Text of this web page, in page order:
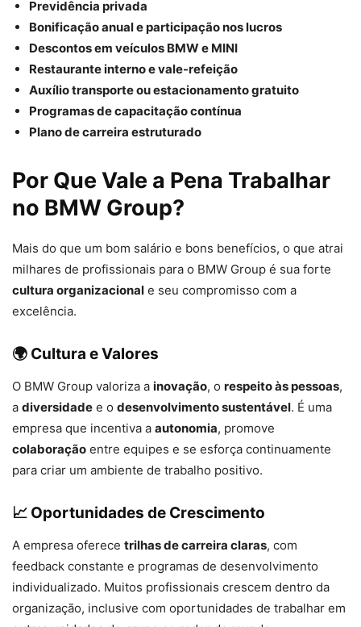
Previdência privada
Bonificação anual e participação nos lucros
Descontos em veículos BMW e MINI
Restaurante interno e vale-refeição
Auxílio transporte ou estacionamento gratuito
Programas de capacitação contínua
Plano de carreira estruturado
Por Que Vale a Pena Trabalhar
no BMW Group?
Mais do que um bom salário e bons benefícios, o que atrai
milhares de profissionais para o BMW Group é sua forte
cultura organizacional e seu compromisso com a
excelência.
🌍 Cultura e Valores
O BMW Group valoriza a inovação, o respeito às pessoas,
a diversidade e o desenvolvimento sustentável. É uma
empresa que incentiva a autonomia, promove
colaboração entre equipes e se esforça continuamente
para criar um ambiente de trabalho positivo.
📈 Oportunidades de Crescimento
A empresa oferece trilhas de carreira claras, com
feedback constante e programas de desenvolvimento
individualizado. Muitos profissionais crescem dentro da
organização, inclusive com oportunidades de trabalhar em